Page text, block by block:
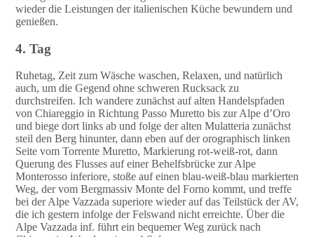
wieder die Leistungen der italienischen Küche bewundern und
genießen.
4. Tag
Ruhetag, Zeit zum Wäsche waschen, Relaxen, und natürlich
auch, um die Gegend ohne schweren Rucksack zu
durchstreifen. Ich wandere zunächst auf alten Handelspfaden
von Chiareggio in Richtung Passo Muretto bis zur Alpe d’Oro
und biege dort links ab und folge der alten Mulatteria zunächst
steil den Berg hinunter, dann eben auf der orographisch linken
Seite vom Torrente Muretto, Markierung rot-weiß-rot, dann
Querung des Flusses auf einer Behelfsbrücke zur Alpe
Monterosso inferiore, stoße auf einen blau-weiß-blau markierten
Weg, der vom Bergmassiv Monte del Forno kommt, und treffe
bei der Alpe Vazzada superiore wieder auf das Teilstück der AV,
die ich gestern infolge der Felswand nicht erreichte. Über die
Alpe Vazzada inf. führt ein bequemer Weg zurück nach